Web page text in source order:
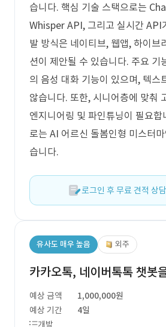
습니다. 핵심 기술 스택으로는
Whisper API, 그리고 실시간 API
발 방식은 네이티브, 웹앱, 하이브
션이 제안될 수 있습니다. 주요 기
의 음성 대화 기능이 있으며, 텍스
않습니다. 또한, 시니어층에 맞춰
엔지니어링 및 파인튜닝이 필요합
로는 AI 어르신 돌봄인형 미스터
습니다.
로그인 후 무료 견적 상
유사도 매우 높음 외주
카카오톡, 네이버톡톡 챗봇
예상 금액
1,000,000원
예상 기간
4일
개발